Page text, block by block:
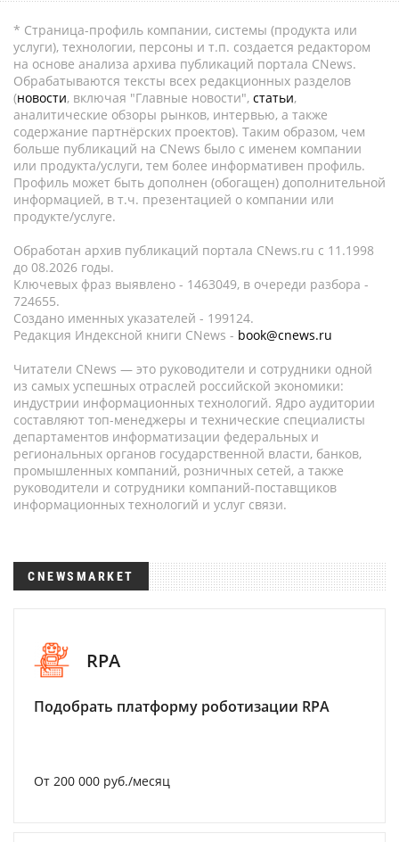
* Страница-профиль компании, системы (продукта или
услуги), технологии, персоны и т.п. создается редактором
на основе анализа архива публикаций портала CNews.
Обрабатываются тексты всех редакционных разделов
(новости, включая "Главные новости", статьи,
аналитические обзоры рынков, интервью, а также
содержание партнёрских проектов). Таким образом, чем
больше публикаций на CNews было с именем компании
или продукта/услуги, тем более информативен профиль.
Профиль может быть дополнен (обогащен) дополнительной
информацией, в т.ч. презентацией о компании или
продукте/услуге.
Обработан архив публикаций портала CNews.ru c 11.1998
до 08.2026 годы.
Ключевых фраз выявлено - 1463049, в очереди разбора -
724655.
Создано именных указателей - 199124.
Редакция Индексной книги CNews - book@cnews.ru
Читатели CNews — это руководители и сотрудники одной
из самых успешных отраслей российской экономики:
индустрии информационных технологий. Ядро аудитории
составляют топ-менеджеры и технические специалисты
департаментов информатизации федеральных и
региональных органов государственной власти, банков,
промышленных компаний, розничных сетей, а также
руководители и сотрудники компаний-поставщиков
информационных технологий и услуг связи.
CNEWSMARKET
RPA
Подобрать платформу роботизации RPA
От 200 000 руб./месяц